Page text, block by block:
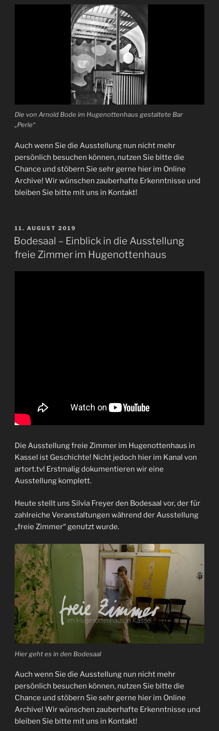
Die von Arnold Bode im Hugenottenhaus gestaltete Bar
„Perle“
Auch wenn Sie die Ausstellung nun nicht mehr
persönlich besuchen können, nutzen Sie bitte die
Chance und stöbern Sie sehr gerne hier im Online
Archive! Wir wünschen zauberhafte Erkenntnisse und
bleiben Sie bitte mit uns in Kontakt!
VERÖFFENTLICHT
AM
11. AUGUST 2019
Bodesaal – Einblick in die Ausstellung
freie Zimmer im Hugenottenhaus
Die Ausstellung freie Zimmer im Hugenottenhaus in
Kassel ist Geschichte! Nicht jedoch hier im Kanal von
artort.tv! Erstmalig dokumentieren wir eine
Ausstellung komplett.
Heute stellt uns Silvia Freyer den Bodesaal vor, der für
zahlreiche Veranstaltungen während der Ausstellung
„freie Zimmer“ genutzt wurde.
Hier geht es in den Bodesaal
Auch wenn Sie die Ausstellung nun nicht mehr
persönlich besuchen können, nutzen Sie bitte die
Chance und stöbern Sie sehr gerne hier im Online
Archive! Wir wünschen zauberhafte Erkenntnisse und
bleiben Sie bitte mit uns in Kontakt!